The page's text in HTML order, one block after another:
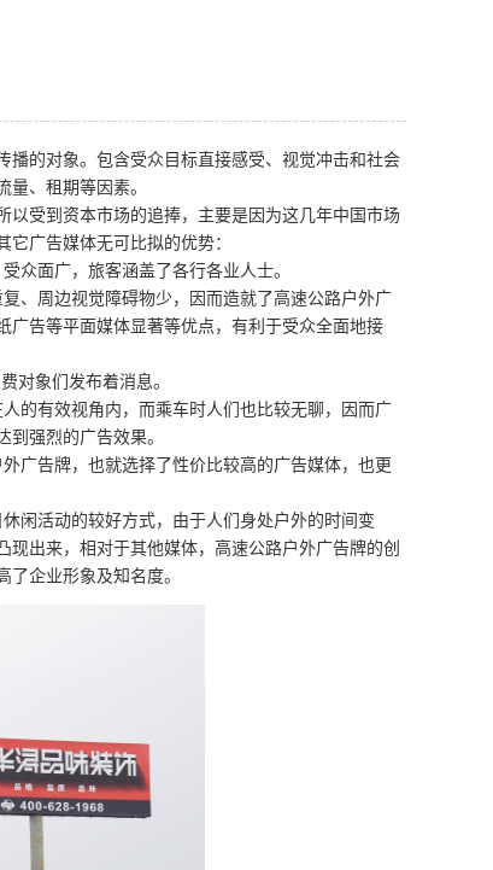
播的对象。包含受众目标直接感受、视觉冲击和社会
、租期等因素。
以受到资本市场的追捧，主要是因为这几年中国市场
广告媒体无可比拟的优势：
众面广，旅客涵盖了各行各业人士。
、周边视觉障碍物少，因而造就了高速公路户外广
广告等平面媒体显著等优点，有利于受众全面地接
对象们发布着消息。
的有效视角内，而乘车时人们也比较无聊，因而广
强烈的广告效果。
广告牌，也就选择了性价比较高的广告媒体，也更
闲活动的较好方式，由于人们身处户外的时间变
出来，相对于其他媒体，高速公路户外广告牌的创
企业形象及知名度。